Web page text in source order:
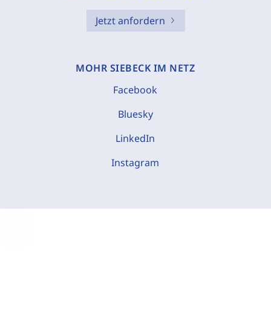
Jetzt anfordern
MOHR SIEBECK IM NETZ
Facebook
Bluesky
LinkedIn
Instagram